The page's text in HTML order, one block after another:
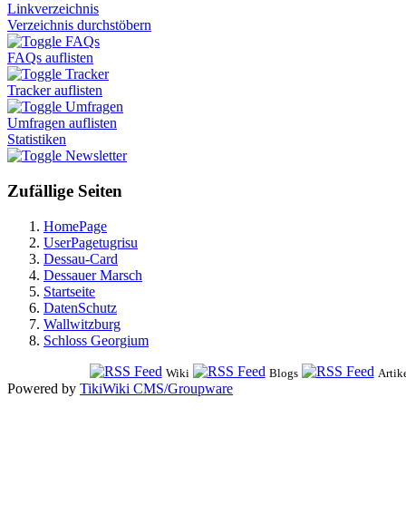
Linkverzeichnis
Verzeichnis durchstöbern
FAQs
FAQs auflisten
Tracker
Tracker auflisten
Umfragen
Umfragen auflisten
Statistiken
Newsletter
Zufällige Seiten
HomePage
UserPagetugrisu
Dessau-Card
Dessauer Marsch
Startseite
DatenSchutz
Wallwitzburg
Schloss Georgium
Wiki Blogs
Powered by TikiWiki CMS/Groupware